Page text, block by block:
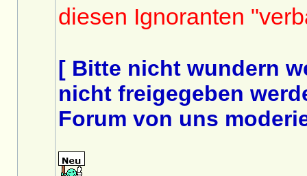
diesen Ignoranten
[ Bitte nicht wundern
nicht freigegeben
Forum von uns